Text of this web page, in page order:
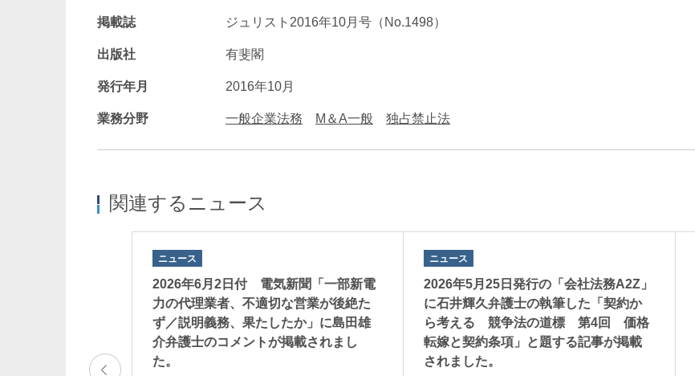
掲載誌 ジュリスト2016年10月号（No.1498）
出版社 有斐閣
発行年月 2016年10月
業務分野 一般企業法務 M＆A一般 独占禁止法
関連するニュース
ニュース
2026年6月2日付 電気新聞「一部新電
力の代理業者、不適切な営業が後絶た
ず／説明義務、果たしたか」に島田雄
介弁護士のコメントが掲載されまし
た。
ニュース
2026年5月25日発行の「会社法務A2Z」
に石井輝久弁護士の執筆した「契約か
ら考える 競争法の道標 第4回 価格
転嫁と契約条項」と題する記事が掲載
されました。